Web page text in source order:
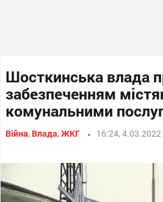
Шосткинська влада
забезпеченням
комунальними
Війна, Влада,ЖКГ 16:24, 4.03.2022